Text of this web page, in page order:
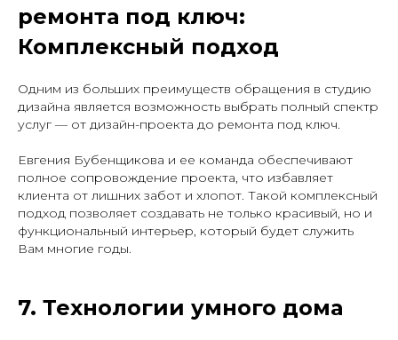
ремонта под ключ:
Комплексный подход
Одним из больших преимуществ обращения в студию
дизайна является возможность выбрать полный спектр
услуг — от дизайн-проекта до ремонта под ключ.
Евгения Бубенщикова и ее команда обеспечивают
полное сопровождение проекта, что избавляет
клиента от лишних забот и хлопот. Такой комплексный
подход позволяет создавать не только красивый, но и
функциональный интерьер, который будет служить
Вам многие годы.
7. Технологии умного дома